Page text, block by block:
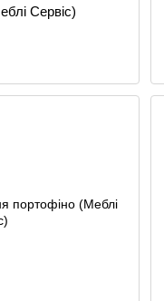
Сервіс)